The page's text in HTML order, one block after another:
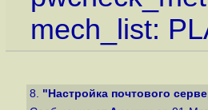
mech_list:
8. "Настройка почтового